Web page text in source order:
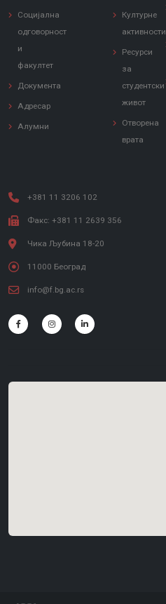
Социјална
одговорност
и
факултет
Документа
Адресар
Алумни
Културне
активности
Ресурси
за
студентски
живот
Отворена
врата
+381 11 3206 102
Факс: +381 11 2639 356
Чика Љубина 18-20
11000 Београд
info@f.bg.ac.rs